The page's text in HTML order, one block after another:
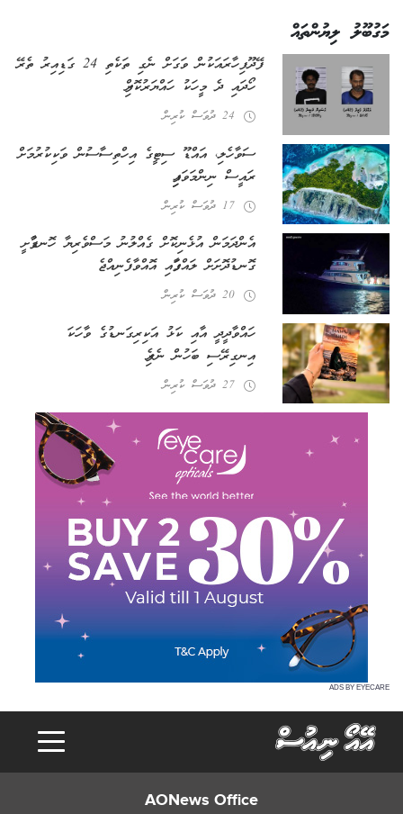
މަގުބޫލު ލިޔުންތައް
ފޭދޫ ފިހާރައަކުން ވަގަށް ނެގި ތަކެތި 24 ގަޑިއިރު ތެރޭ
ހޯދައި ދެ މީހަކު ހައްޔަރުކޮށްފި
24 ދުވަސް ކުރިން
ސަވާހެލި، އައްޑޫ ސިޓީގެ އިހްތިސާސުން ވަކިކުރުމަށް
ރައީސް ނިންމަވައިފި
17 ދުވަސް ކުރިން
އެންދަމަން އުޅެނިކޮށް ގެއްލުނު މަސްވެރިޔާ ހޮނޑާފުށީ
ގޮނޑުދޮށަށް ލައްގާފައި އޮއްވާ ފެނިއްޖެ
20 ދުވަސް ކުރިން
ހައްވާދީދީ އާއި ކަޅު އަކިރިގަނޑުގެ ވާހަކަ
އިނގިރޭސި ބަހުން ނެރެފި
27 ދުވަސް ކުރިން
ADS BY EYECARE
AONews Office